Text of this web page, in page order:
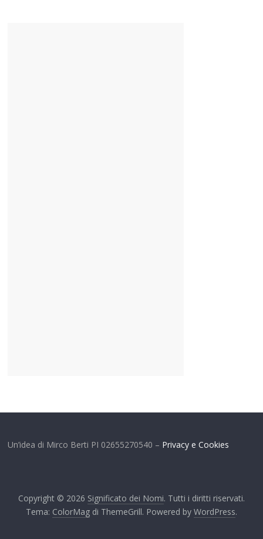
Un’idea di Mirco Berti PI 02655270540 – Privacy e Cookies
Copyright © 2026 Significato dei Nomi. Tutti i diritti riservati.
Tema: ColorMagdi ThemeGrill. Powered by WordPress.